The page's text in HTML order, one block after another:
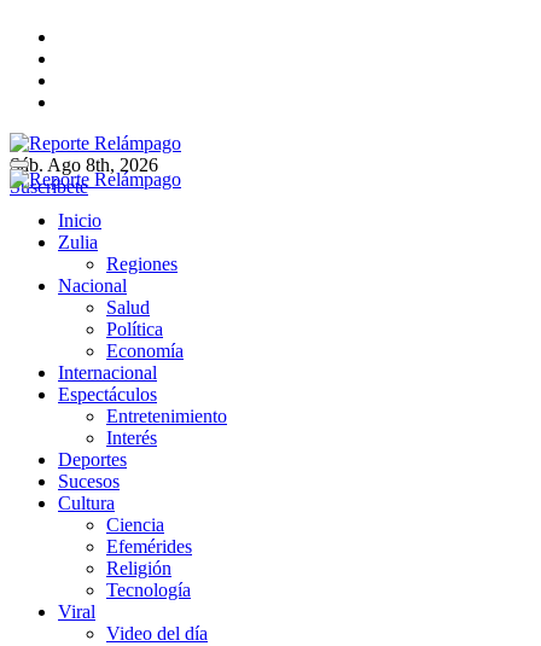
contenido
Reporte Relámpago
Claridad y rigor en cada noticia
Sáb. Ago 8th, 2026
Suscríbete
Reporte Relámpago
Claridad y rigor en cada noticia
Inicio
Zulia
Regiones
Nacional
Salud
Política
Economía
Internacional
Espectáculos
Entretenimiento
Interés
Deportes
Sucesos
Cultura
Ciencia
Efemérides
Religión
Tecnología
Viral
Video del día